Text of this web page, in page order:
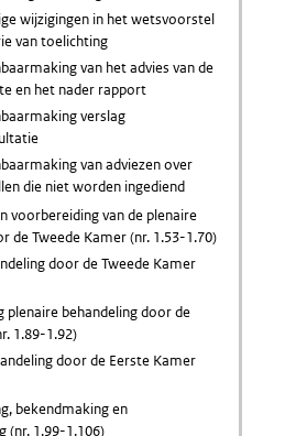
wijzigingen in het wetsvoorstel
van toelichting
van het advies van de
en het nader rapport
verslag
van adviezen over
die niet worden ingediend
voorbereiding van de plenaire
de Tweede Kamer (nr. 1.53-1.70)
door de Tweede Kamer
plenaire behandeling door de
1.89-1.92)
door de Eerste Kamer
bekendmaking en
(nr. 1.99-1.106)